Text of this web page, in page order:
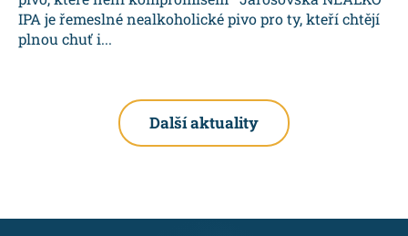
IPA je řemeslné nealkoholické pivo pro ty, kteří chtějí
plnou chuť i...
Další aktuality